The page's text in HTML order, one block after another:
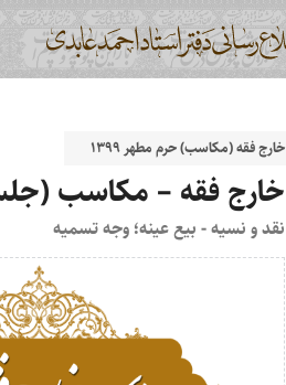
خارج فقه (مکاسب) حرم مطهر ۱۳۹۹
خارج فقه – مکاسب
نقد و نسیه - بیع عینه؛ وجه تسمیه